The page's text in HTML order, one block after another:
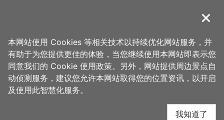
導覽
首页 > 想去的地方 > 美食、购物 > 大窑大摆义大利手工窑烤披萨
大窑大摆义大利手工窑
烤披萨 周边店家
关闭
本网站使用 Cookies 等相关技术以持续优化网站服务，并
有助于为您提供更佳的体验，当您继续使用本网站即表示您
同意我们的 Cookie 使用政策。另外，网站提供周边景点自
动侦测服务，建议您允许本网站取得您的位置资讯，以开启
及使用此智慧化服务。
我知道了